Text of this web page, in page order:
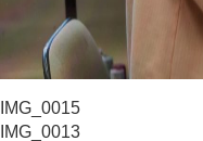
IMG_0015
IMG_0013